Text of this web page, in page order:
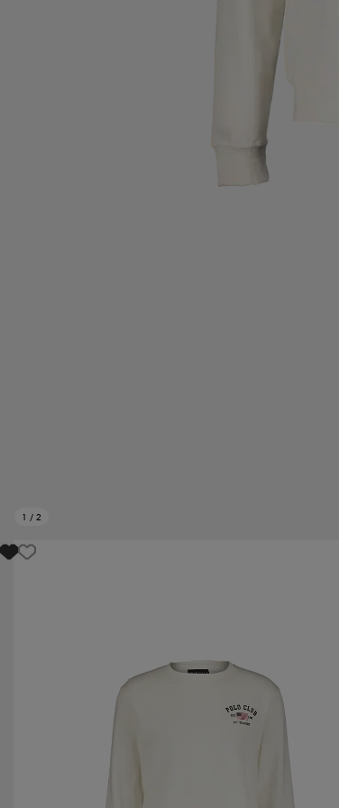
1 / 2